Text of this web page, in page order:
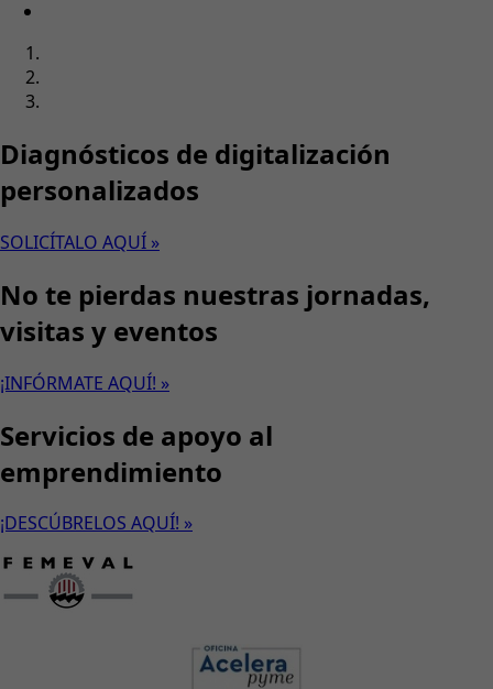
Diagnósticos de digitalización
personalizados
SOLICÍTALO AQUÍ »
No te pierdas nuestras jornadas,
visitas y eventos
¡INFÓRMATE AQUÍ! »
Servicios de apoyo al
emprendimiento
¡DESCÚBRELOS AQUÍ! »